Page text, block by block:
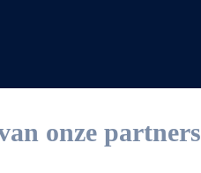
onze partners